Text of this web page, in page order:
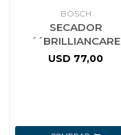
BOSCH
SECADOR
´´BRILLIANCARE
QUATTRO-ION´´
USD 77,00